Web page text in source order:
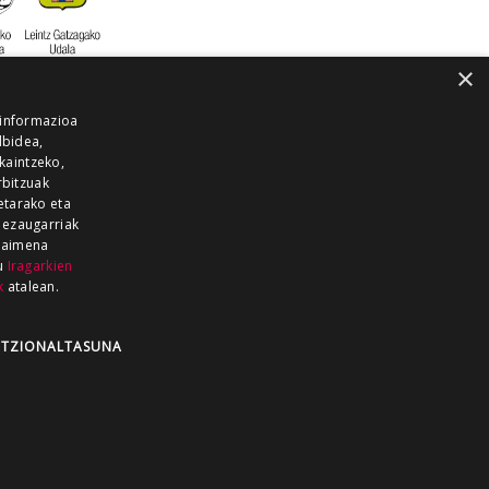
GUKA
GUKA ZUMAIA GUKA
×
eta
Iragarkien
atalean.